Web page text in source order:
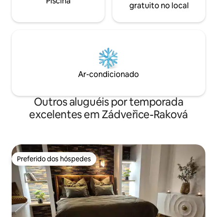
gratuito no local
Ar-condicionado
Outros aluguéis por temporada
excelentes em Zádveřice-Raková
Preferido dos hóspedes
Preferido dos hóspedes